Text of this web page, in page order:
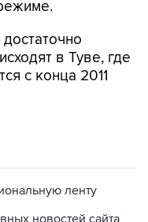
в Туве, где
с конца 2011
ленту
новостей сайта